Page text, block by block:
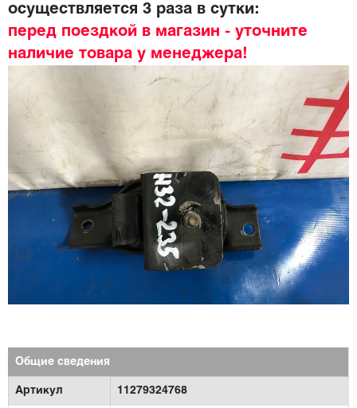
осуществляется 3 раза в сутки:
перед поездкой в магазин - уточните
наличие товара у менеджера!
Общие сведения
Артикул 11279324768